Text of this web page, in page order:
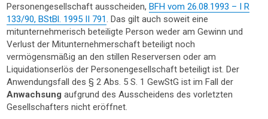
Personengesellschaft ausscheiden,BFH vom 26.08.1993 – I R
133/90, BStBl. 1995 II 791. Das gilt auch soweit eine
mitunternehmerisch beteiligte Person weder am Gewinn und
Verlust der Mitunternehmerschaft beteiligt noch
vermögensmäßig an den stillen Reserversen oder am
Liquidationserlös der Personengesellschaft beteiligt ist. Der
Anwendungsfall des § 2 Abs. 5 S. 1 GewStG ist im Fall der
Anwachsungaufgrund des Ausscheidens des vorletzten
Gesellschafters nicht eröffnet.